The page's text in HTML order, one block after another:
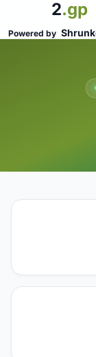
2.gp
Powered by